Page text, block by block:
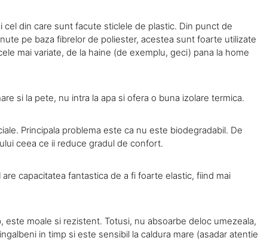
cel din care sunt facute sticlele de plastic. Din punct de
pe baza fibrelor de poliester, acestea sunt foarte utilizate
mai variate, de la haine (de exemplu, geci) pana la home
si la pete, nu intra la apa si ofera o buna izolare termica.
Principala problema este ca nu este biodegradabil. De
ceea ce ii reduce gradul de confort.
capacitatea fantastica de a fi foarte elastic, fiind mai
este moale si rezistent. Totusi, nu absoarbe deloc umezeala,
in timp si este sensibil la caldura mare (asadar atentie